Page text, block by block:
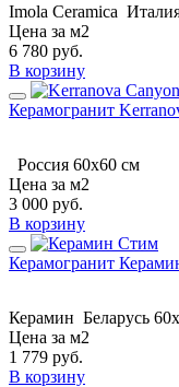
Imola Ceramica
Цена за м2
6 780 руб.
В корзину
Керамогранит
Россия 60x60 см
Цена за м2
3 000 руб.
В корзину
Керамогранит
Керамин Беларусь
Цена за м2
1 779 руб.
В корзину